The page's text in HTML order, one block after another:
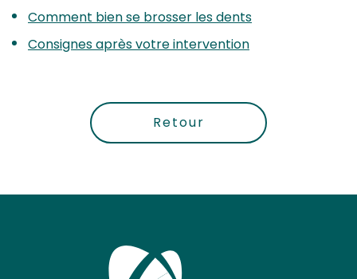
Comment bien se brosser les dents
Consignes après votre intervention
Retour